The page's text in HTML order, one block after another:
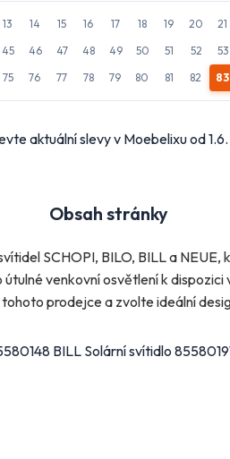
13 14 15 16 17 18 19 20 21
45 46 47 48 49 50 51 52 53
75 76 77 78 79 80 81 82 83
aktuální slevy v Moebelixu od 1.6.
Obsah stránky
SCHOPI, BILO, BILL a
venkovní osvětlení k
prodejce a zvolte ideální
BILL Solární svítidlo